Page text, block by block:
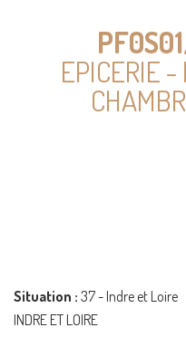
EPICERIE
Situation : 37 - Indre et Loire
INDRE ET LOIRE